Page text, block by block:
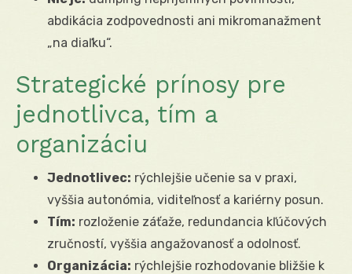
abdikácia zodpovednosti ani mikromanažment
„na diaľku“.
Strategické prínosy pre
jednotlivca, tím a
organizáciu
Jednotlivec: rýchlejšie učenie sa v praxi,
vyššia autonómia, viditeľnosť a kariérny posun.
Tím: rozloženie záťaže, redundancia kľúčových
zručností, vyššia angažovanosť a odolnosť.
Organizácia: rýchlejšie rozhodovanie bližšie k